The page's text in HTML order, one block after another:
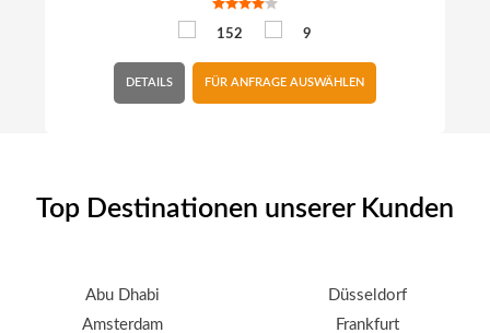
152 9
DETAILS FÜR ANFRAGE AUSWÄHLEN
Top Destinationen unserer Kunden
Abu Dhabi
Amsterdam
Düsseldorf
Frankfurt